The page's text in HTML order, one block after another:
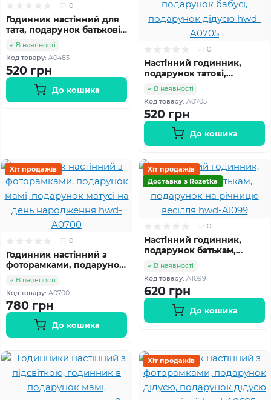
0
Годинник настінний для
тата, подарунок батькові
на ювілей hwd-A0483
В наявності
Код товару: A0483
520 грн
До кошика
0
Настінний годинник,
подарунок татові,
подарунок мамі,
подарунок бабусі,
подарунок дідусю hwd-
A0705
В наявності
Код товару: A0705
520 грн
До кошика
Хіт продажів
0
Годинник настінний з
фоторамками, подарунок
мамі, подарунок матусі на
день народження hwd-
A0700
В наявності
Код товару: A0700
780 грн
До кошика
Хіт продажів
Доставка з Rozetka
0
Настінний годинник,
подарунок батькам,
подарунок на річницю
весілля hwd-A1099
В наявності
Код товару: A1099
620 грн
До кошика
Хіт продажів